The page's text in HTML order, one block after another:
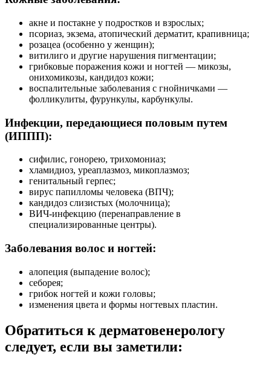
акне и постакне у подростков и взрослых;
псориаз, экзема, атопический дерматит, крапивница;
розацеа (особенно у женщин);
витилиго и другие нарушения пигментации;
грибковые поражения кожи и ногтей — микозы,
онихомикозы, кандидоз кожи;
воспалительные заболевания с гнойничками —
фолликулиты, фурункулы, карбункулы.
Инфекции, передающиеся половым путем
(ИППП):
сифилис, гонорею, трихомониаз;
хламидиоз, уреаплазмоз, микоплазмоз;
генитальный герпес;
вирус папилломы человека (ВПЧ);
кандидоз слизистых (молочница);
ВИЧ-инфекцию (перенаправление в
специализированные центры).
Заболевания волос и ногтей:
алопеция (выпадение волос);
себорея;
грибок ногтей и кожи головы;
изменения цвета и формы ногтевых пластин.
Обратиться к дерматовенерологу
следует, если вы заметили: